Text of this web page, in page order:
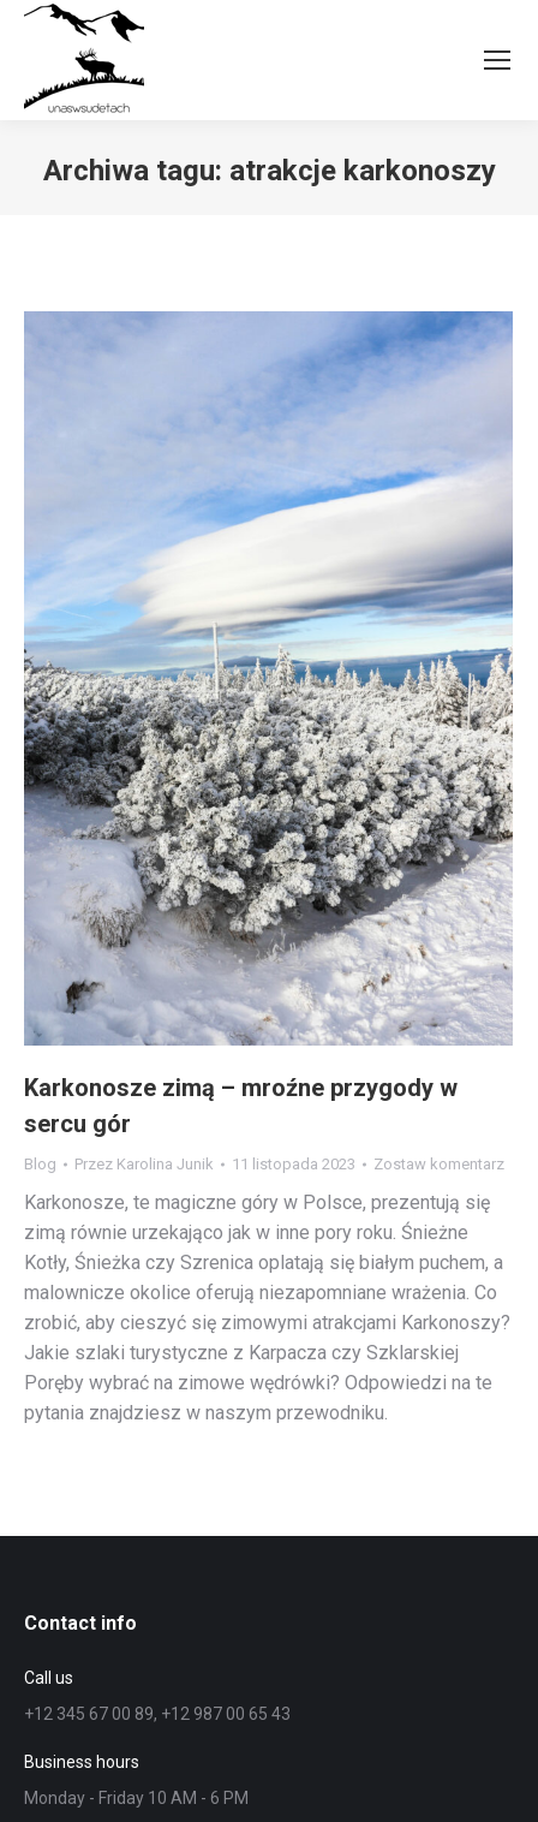
Archiwa tagu: atrakcje karkonoszy
Karkonosze zimą – mroźne przygody w
sercu gór
Blog Przez Karolina Junik 11 listopada 2023 Zostaw komentarz
Karkonosze, te magiczne góry w Polsce, prezentują się
zimą równie urzekająco jak w inne pory roku. Śnieżne
Kotły, Śnieżka czy Szrenica oplatają się białym puchem, a
malownicze okolice oferują niezapomniane wrażenia. Co
zrobić, aby cieszyć się zimowymi atrakcjami Karkonoszy?
Jakie szlaki turystyczne z Karpacza czy Szklarskiej
Poręby wybrać na zimowe wędrówki? Odpowiedzi na te
pytania znajdziesz w naszym przewodniku.
Contact info
Call us
+12 345 67 00 89, +12 987 00 65 43
Business hours
Monday - Friday 10 AM - 6 PM